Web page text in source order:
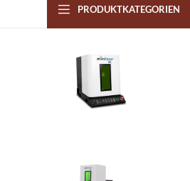
PRODUKTKATEGORIEN